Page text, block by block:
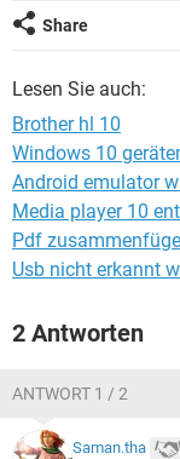
FACEBOOK
Share
Lesen Sie auch:
Brother hl 10
Windows 10
Android emulator
Media player 10
Pdf
Usb nicht erkannt
2 Antworten
ANTWORT 1 / 2
Saman.tha